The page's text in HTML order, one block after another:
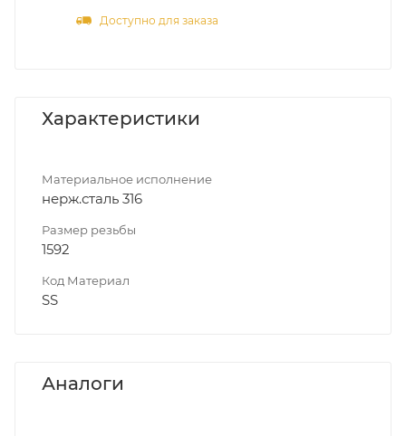
Доступно для заказа
Характеристики
Материальное исполнение
нерж.сталь 316
Размер резьбы
1592
Код Материал
SS
Аналоги